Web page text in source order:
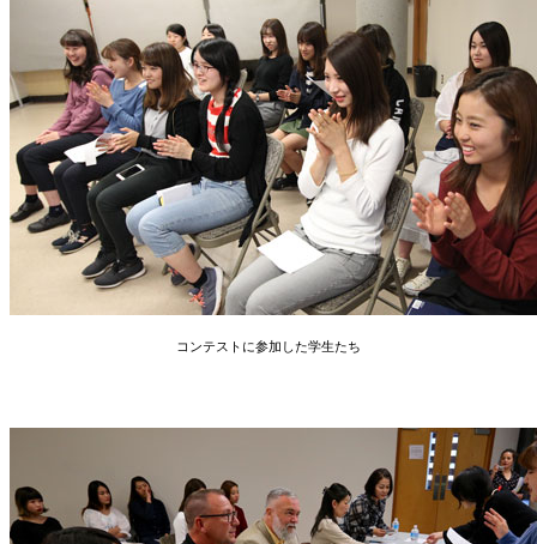
コンテストに参加した学生たち